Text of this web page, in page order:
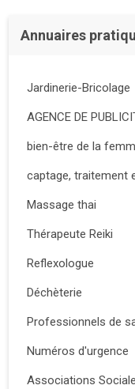
Annuaires
Jardinerie-Bricolage
AGENCE DE
bien-être de la
captage, traitement
Massage thai
Thérapeute Reiki
Reflexologue
Déchèterie
Professionnels de
Numéros d'urgence
Associations